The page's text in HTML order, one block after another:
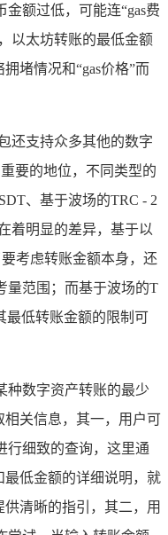
金额过低，可能连“gas费
以太坊转账的最低金额
堵情况和“gas价格”而
还支持众多其他的数字
要的地位，不同类型的
、基于波场的TRC - 2
着明显的差异，基于以
考虑转账金额本身，还
量范围；而基于波场的T
最低转账金额的限制可
种数字资产转账的最少
关信息，其一，用户可
行细致的查询，这里通
低金额的详细说明，就
清晰的指引，其二，用